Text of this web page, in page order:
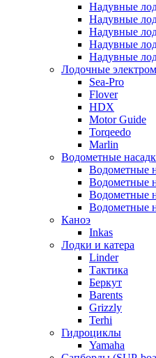
Надувные
Надувные
Надувные
Надувные
Надувные
Лодочные
Sea-Pro
Flover
HDX
Motor Guide
Torqeedo
Marlin
Водометные
Водометные
Водометные
Водометные
Водометные
Каноэ
Inkas
Лодки и катера
Linder
Тактика
Беркут
Barents
Grizzly
Terhi
Гидроциклы
Yamaha